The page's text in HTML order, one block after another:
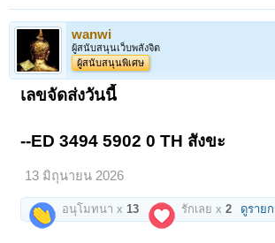
ผิวพรรณ วรรณะ สวยเยี่ยม เปี่ยมความเก่า ไม่เคยผ่า
เก่าของโลหะอายุกว่า 60 ปี มีกระแสเข้มทรงพลัง ยิ่งดูยิ่
ประทับใจ!
เปิดดูไฟล์ 6677682 เปิดดูไฟล์ 6677683
ความงามสมบูรณ์ไร้มลทิน ด้านข้าง
กับสภาพเรียบร้อย เก่า ขลัง ใต้ฐาน
เปิดดูไฟล์ 6677680
ตั้งบูชาได้ นำขึ้นคอก็ดีสำหรับ
ผู้ที่ยังแข็งแรง ห้อยเดี่ยวเที่ยว
เปิดดูไฟล์ 6677685 เปิดดูไฟล์ 6677686
รักษาท่านมาเก่าแก่
พร้อมขึ้นคอบูชาได้
wanwi
ผู้สนับสนุนเว็บพลังจิต
ผู้สนับสนุนพิเศษ
เลขจัดส่งวันนี้
--ED 3494 5902 0 TH สังขะ
13 มิถุนายน 2026
อนุโมทนา x 13 รักเลย x2 ดูราย